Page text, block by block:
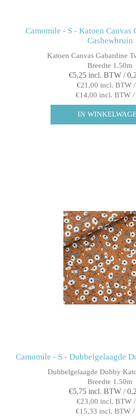
Camomile - S - Katoen Canvas
Cashewbruin
Katoen Canvas Gabardine
Breedte 1.50m
€5,25 incl. BTW /
€21,00 incl. BTW
€14,00 incl. BTW /
Camomile - S - Dubbelgelaagde
Dubbelgelaagde Dobby
Breedte 1.50m
€5,75 incl. BTW /
€23,00 incl. BTW
€15,33 incl. BTW /